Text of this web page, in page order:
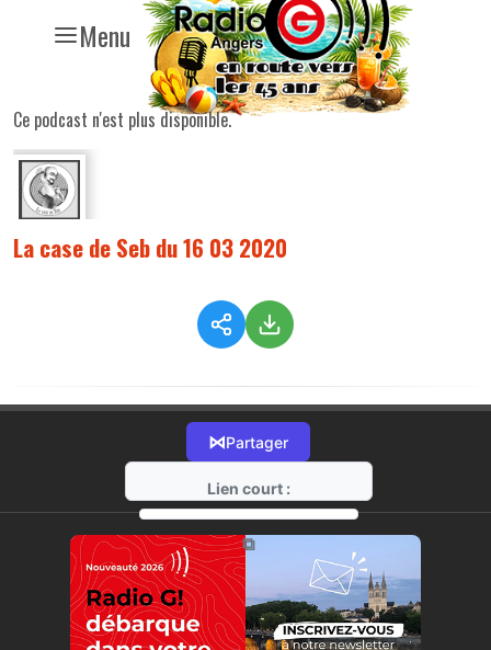
Menu
Ce podcast n'est plus disponible.
La case de Seb du 16 03 2020
⋈Partager
Lien court :
https://radio-g.fr?1758
⧉